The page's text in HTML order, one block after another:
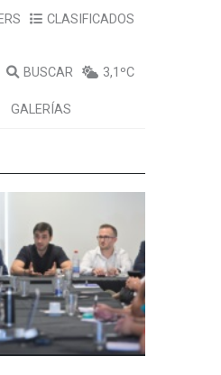
CLASIFICADOS
BUSCAR 3,1ºC
GALERÍAS